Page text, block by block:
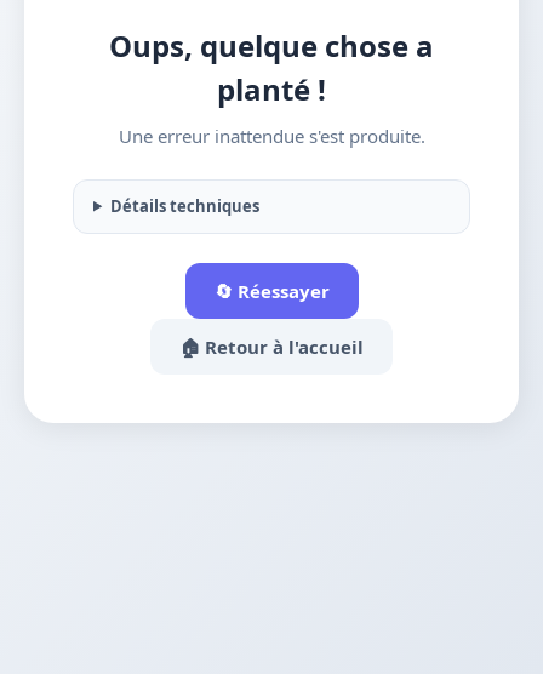
Oups, quelque chose a
planté !
Une erreur inattendue s'est produite.
Détails techniques
🔄 Réessayer
🏠 Retour à l'accueil